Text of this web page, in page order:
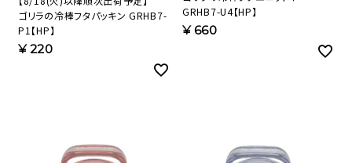
ゴリラの冷棒フタパッキン GRHB7-
P1【HP】
¥220
GRHB7-U4【HP】
¥660